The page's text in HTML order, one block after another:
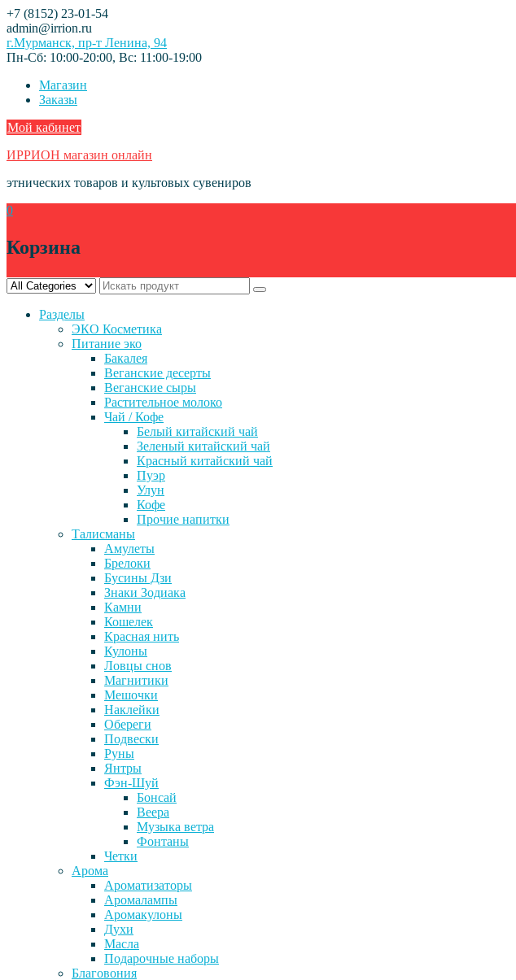
Skip
to
content
+7 (8152) 23-01-54
admin@irrion.ru
г.Мурманск, пр-т Ленина, 94
Пн-Сб: 10:00-20:00, Вс: 11:00-19:00
Магазин
Заказы
Мой кабинет
ИРРИОН магазин онлайн
этнических товаров и культовых сувениров
0
Корзина
Разделы
ЭКО Косметика
Питание эко
Бакалея
Веганские десерты
Веганские сыры
Растительное молоко
Чай / Кофе
Белый китайский чай
Зеленый китайский чай
Красный китайский чай
Пуэр
Улун
Кофе
Прочие напитки
Талисманы
Амулеты
Брелоки
Бусины Дзи
Знаки Зодиака
Камни
Кошелек
Красная нить
Кулоны
Ловцы снов
Магнитики
Мешочки
Наклейки
Обереги
Подвески
Руны
Янтры
Фэн-Шуй
Бонсай
Веера
Музыка ветра
Фонтаны
Четки
Арома
Ароматизаторы
Аромалампы
Аромакулоны
Духи
Масла
Подарочные наборы
Благовония